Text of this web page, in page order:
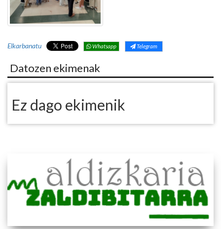
Elkarbanatu Whatsapp Telegram
Datozen ekimenak
Ez dago ekimenik